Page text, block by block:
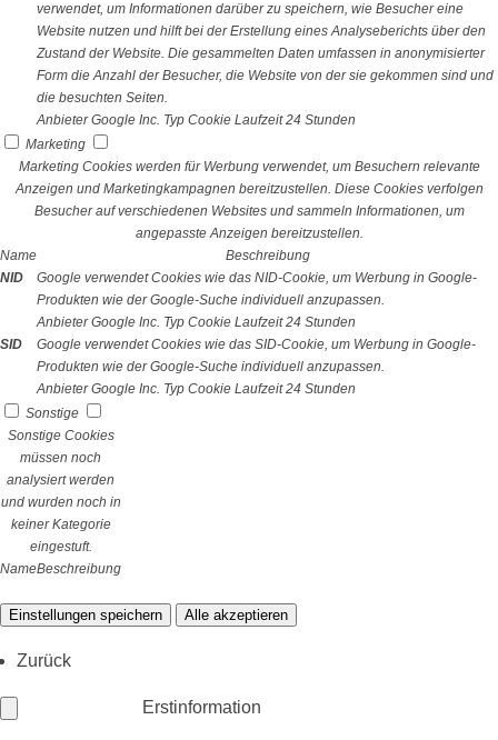
verwendet, um Informationen darüber zu speichern, wie Besucher eine
Website nutzen und hilft bei der Erstellung eines Analyseberichts über den
Zustand der Website. Die gesammelten Daten umfassen in anonymisierter
Form die Anzahl der Besucher, die Website von der sie gekommen sind und
die besuchten Seiten.
Anbieter Google Inc. Typ Cookie Laufzeit 24 Stunden
Marketing
Marketing Cookies werden für Werbung verwendet, um Besuchern relevante
Anzeigen und Marketingkampagnen bereitzustellen. Diese Cookies verfolgen
Besucher auf verschiedenen Websites und sammeln Informationen, um
angepasste Anzeigen bereitzustellen.
Name
Beschreibung
NID
Google verwendet Cookies wie das NID-Cookie, um Werbung in Google-
Produkten wie der Google-Suche individuell anzupassen.
Anbieter Google Inc. Typ Cookie Laufzeit 24 Stunden
SID
Google verwendet Cookies wie das SID-Cookie, um Werbung in Google-
Produkten wie der Google-Suche individuell anzupassen.
Anbieter Google Inc. Typ Cookie Laufzeit 24 Stunden
Sonstige
Sonstige Cookies
müssen noch
analysiert werden
und wurden noch in
keiner Kategorie
eingestuft.
NameBeschreibung
Einstellungen speichern Alle akzeptieren
Zurück
Erstinformation